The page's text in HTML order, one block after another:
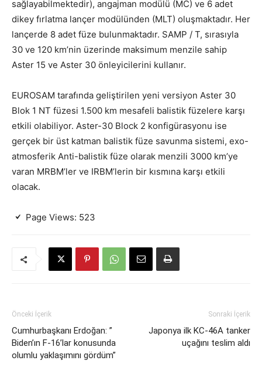
sağlayabilmektedir), angajman modülü (MC) ve 6 adet
dikey fırlatma lançer modülünden (MLT) oluşmaktadır. Her
lançerde 8 adet füze bulunmaktadır. SAMP / T, sırasıyla
30 ve 120 km’nin üzerinde maksimum menzile sahip
Aster 15 ve Aster 30 önleyicilerini kullanır.
EUROSAM tarafında geliştirilen yeni versiyon Aster 30
Blok 1 NT füzesi 1.500 km mesafeli balistik füzelere karşı
etkili olabiliyor. Aster-30 Block 2 konfigürasyonu ise
gerçek bir üst katman balistik füze savunma sistemi, exo-
atmosferik Anti-balistik füze olarak menzili 3000 km’ye
varan MRBM’ler ve IRBM’lerin bir kısmına karşı etkili
olacak.
Page Views: 523
Önceki İçerik
Cumhurbaşkanı Erdoğan: ”
Biden’ın F-16’lar konusunda
olumlu yaklaşımını gördüm”
Sonraki İçerik
Japonya ilk KC-46A tanker
uçağını teslim aldı